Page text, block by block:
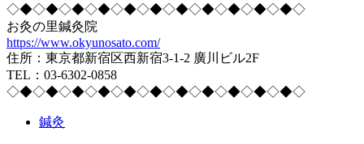
◇◆◇◆◇◆◇◆◇◆◇◆◇◆◇◆◇◆◇◆◇◆◇
お灸の里鍼灸院
https://www.okyunosato.com/
住所：東京都新宿区西新宿3-1-2 廣川ビル2F
TEL：03-6302-0858
◇◆◇◆◇◆◇◆◇◆◇◆◇◆◇◆◇◆◇◆◇◆◇
鍼灸